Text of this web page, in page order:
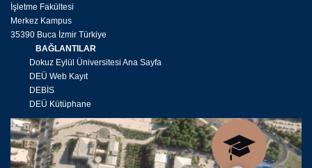
İşletme Fakültesi
Merkez Kampus
35390 Buca İzmir Türkiye
BAĞLANTILAR
Dokuz Eylül Üniversitesi Ana Sayfa
DEÜ Web Kayıt
DEBİS
DEÜ Kütüphane